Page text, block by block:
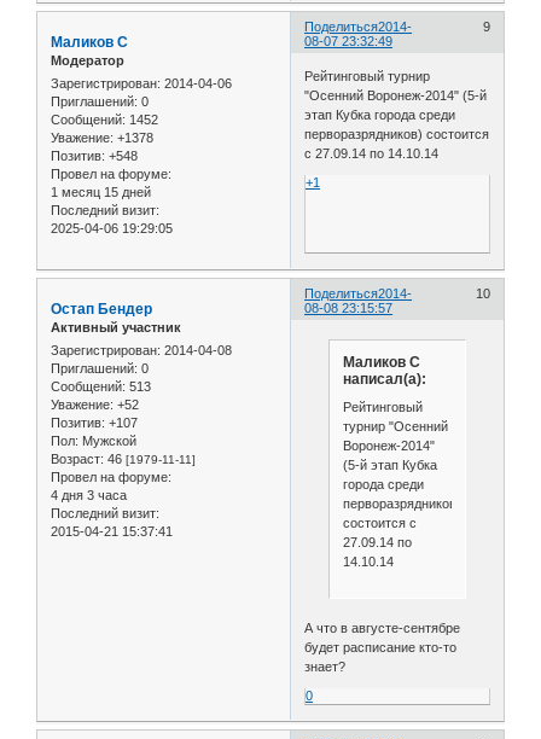
Поделиться 9
2014-
08-07 23:32:49
Маликов С
Модератор
Зарегистрирован: 2014-04-06
Приглашений: 0
Сообщений: 1452
Уважение: +1378
Позитив: +548
Провел на форуме:
1 месяц 15 дней
Последний визит:
2025-04-06 19:29:05
Рейтинговый турнир
"Осенний Воронеж-2014" (5-й
этап Кубка города среди
перворазрядников) состоится
с 27.09.14 по 14.10.14
+1
Поделиться 10
2014-
08-08 23:15:57
Остап Бендер
Активный участник
Зарегистрирован: 2014-04-08
Приглашений: 0
Сообщений: 513
Уважение: +52
Позитив: +107
Пол: Мужской
Возраст: 46 [1979-11-11]
Провел на форуме:
4 дня 3 часа
Последний визит:
2015-04-21 15:37:41
Маликов С
написал(а):
Рейтинговый
турнир "Осенний
Воронеж-2014"
(5-й этап Кубка
города среди
перворазрядников)
состоится с
27.09.14 по
14.10.14
А что в августе-сентябре
будет расписание кто-то
знает?
0